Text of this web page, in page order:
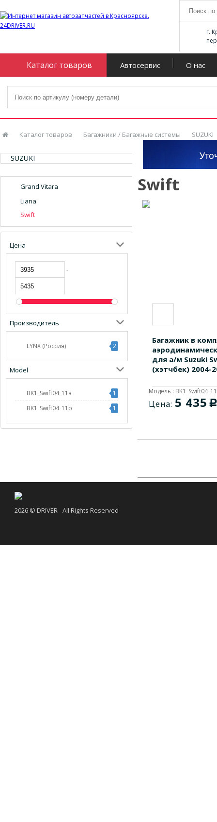
г.
Каталог товаров Автосервис О нас
Каталог товаров Багажники / Багажные системы SUZUKI
SUZUKI
Grand Vitara
Liana
Swift
Цена
-
Производитель
LYNX (Россия) 2
Model
BK1_Swift04_11a
1
BK1_Swift04_11p
1
Swift
Багажник в
для а/м Suzuki
(хэтчбек) 2004-
Цена: 5 435
Модель :
2026 © DRIVER - All Rights Reserved